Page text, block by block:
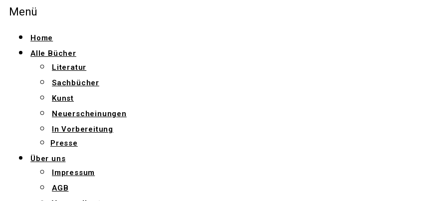
Menü
Home
Alle Bücher
Literatur
Sachbücher
Kunst
Neuerscheinungen
In Vorbereitung
Presse
Über uns
Impressum
AGB